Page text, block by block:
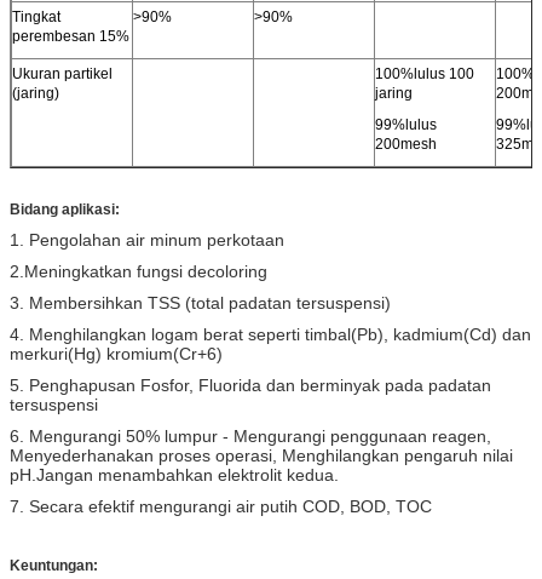
Tingkat
perembesan 15%
>90% >90%
Ukuran partikel
(jaring)
100%lulus 100
jaring
99%lulus
200mesh
100%
99%
Bidang aplikasi:
1. Pengolahan air minum perkotaan
2.Meningkatkan fungsi decoloring
3. Membersihkan TSS (total padatan tersuspensi)
4. Menghilangkan logam berat seperti timbal(Pb), kadmium(Cd) dan
merkuri(Hg) kromium(Cr+6)
5. Penghapusan Fosfor, Fluorida dan berminyak pada padatan
tersuspensi
6. Mengurangi 50% lumpur - Mengurangi penggunaan reagen,
Menyederhanakan proses operasi, Menghilangkan pengaruh nilai
pH.Jangan menambahkan elektrolit kedua.
7. Secara efektif mengurangi air putih COD, BOD, TOC
Keuntungan: